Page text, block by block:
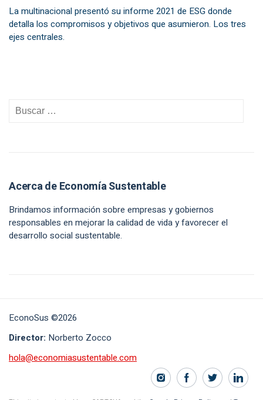
La multinacional presentó su informe 2021 de ESG donde
detalla los compromisos y objetivos que asumieron. Los tres
ejes centrales.
Acerca de Economía Sustentable
Brindamos información sobre empresas y gobiernos
responsables en mejorar la calidad de vida y favorecer el
desarrollo social sustentable.
EconoSus ©2026
Director: Norberto Zocco
hola@economiasustentable.com